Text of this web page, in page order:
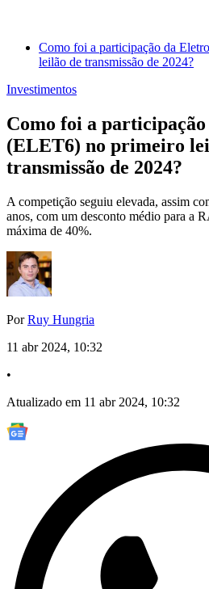
Como foi a participação da
leilão de transmissão de 2024?
Investimentos
Como foi a
(ELET6) no primeiro
transmissão de 2024?
A competição seguiu elevada, assim
anos, com um desconto médio para a
máxima de 40%.
PorRuy Hungria
11 abr 2024, 10:32
•
Atualizado em 11 abr 2024, 10:32